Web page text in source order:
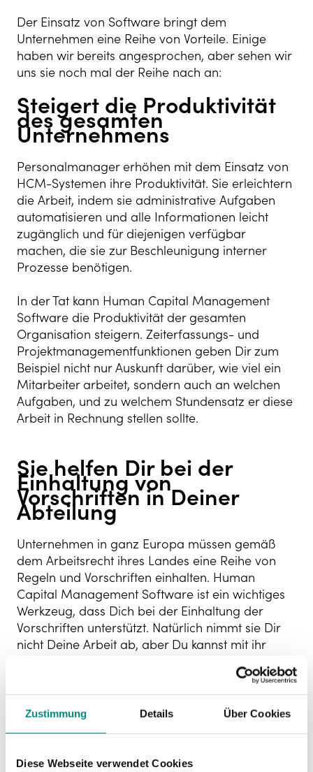
Zustimmung Details Über Cookies
Diese Webseite verwendet Cookies
Der Einsatz von Software bringt dem
Unternehmen eine Reihe von Vorteile. Einige
haben wir bereits angesprochen, aber sehen wir
uns sie noch mal der Reihe nach an:
Steigert die Produktivität
des gesamten
Unternehmens
Personalmanager erhöhen mit dem Einsatz von
HCM-Systemen ihre Produktivität. Sie erleichtern
die Arbeit, indem sie administrative Aufgaben
automatisieren und alle Informationen leicht
zugänglich und für diejenigen verfügbar
machen, die sie zur Beschleunigung interner
Prozesse benötigen.
In der Tat kann Human Capital Management
Software die Produktivität der gesamten
Organisation steigern. Zeiterfassungs- und
Projektmanagementfunktionen geben Dir zum
Beispiel nicht nur Auskunft darüber, wie viel ein
Mitarbeiter arbeitet, sondern auch an welchen
Aufgaben, und zu welchem Stundensatz er diese
Arbeit in Rechnung stellen sollte.
Sie helfen Dir bei der
Einhaltung von
Vorschriften in Deiner
Abteilung
Unternehmen in ganz Europa müssen gemäß
dem Arbeitsrecht ihres Landes eine Reihe von
Regeln und Vorschriften einhalten. Human
Capital Management Software ist ein wichtiges
Werkzeug, dass Dich bei der Einhaltung der
Vorschriften unterstützt. Natürlich nimmt sie Dir
nicht Deine Arbeit ab, aber Du kannst mit ihr
Unternehmen automatisch und konsistent
angewendet werden.
Stärkt das Engagement
der Mitarbeiter